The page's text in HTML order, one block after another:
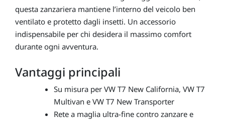
questa zanzariera mantiene l’interno del veicolo ben
ventilato e protetto dagli insetti. Un accessorio
indispensabile per chi desidera il massimo comfort
durante ogni avventura.
Vantaggi principali
Su misura per VW T7 New California, VW T7
Multivan e VW T7 New Transporter
Rete a maglia ultra-fine contro zanzare e